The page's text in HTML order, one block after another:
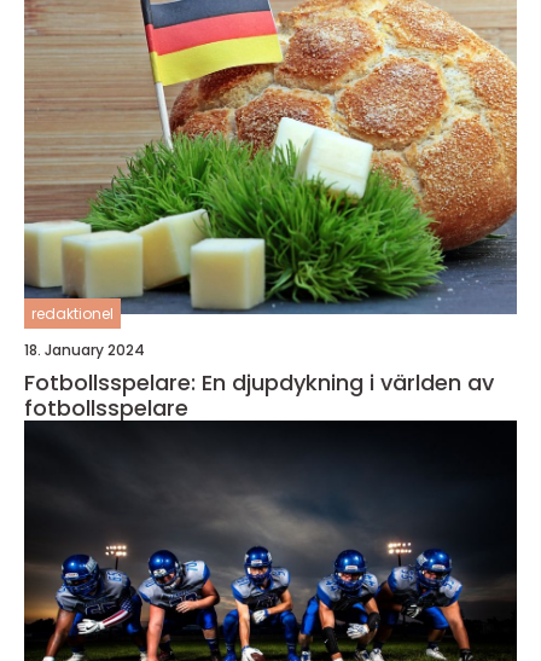
redaktionel
18. January 2024
Fotbollsspelare: En djupdykning i världen av
fotbollsspelare